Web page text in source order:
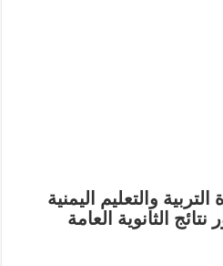
والتعليم اليمنية
الثانوية العامة